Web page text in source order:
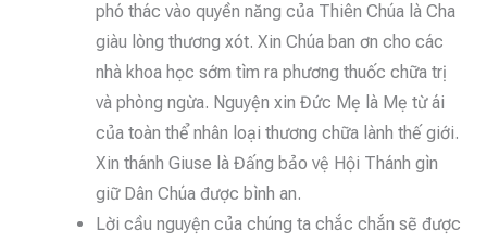
phó thác vào quyền năng của Thiên Chúa là Cha
giàu lòng thương xót. Xin Chúa ban ơn cho các
nhà khoa học sớm tìm ra phương thuốc chữa trị
và phòng ngừa. Nguyện xin Đức Mẹ là Mẹ từ ái
của toàn thể nhân loại thương chữa lành thế giới.
Xin thánh Giuse là Đấng bảo vệ Hội Thánh gìn
giữ Dân Chúa được bình an.
Lời cầu nguyện của chúng ta chắc chắn sẽ được